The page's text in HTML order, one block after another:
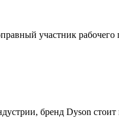
участник
бренд Dyson